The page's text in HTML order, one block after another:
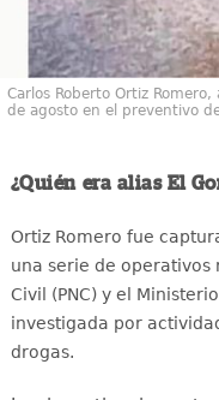
Carlos Roberto Ortiz
de agosto en el preventivo
¿Quién era alias El
Ortiz Romero fue
una serie de operativos
Civil (PNC) y el
investigada por
drogas.